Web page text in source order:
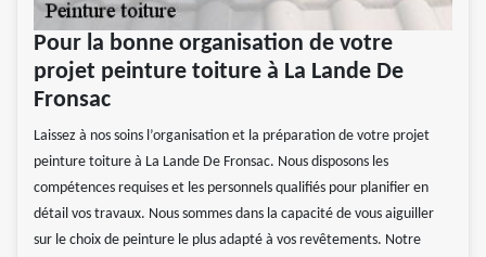
Pour la bonne organisation de votre
projet peinture toiture à La Lande De
Fronsac
Laissez à nos soins l’organisation et la préparation de votre projet
peinture toiture à La Lande De Fronsac. Nous disposons les
compétences requises et les personnels qualifiés pour planifier en
détail vos travaux. Nous sommes dans la capacité de vous aiguiller
sur le choix de peinture le plus adapté à vos revêtements. Notre